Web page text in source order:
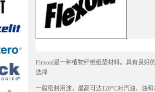
Flexoid是一种植物纤维纸垫材料。具有良好
选择
一般密封用途，最高可达120°C对汽油、油